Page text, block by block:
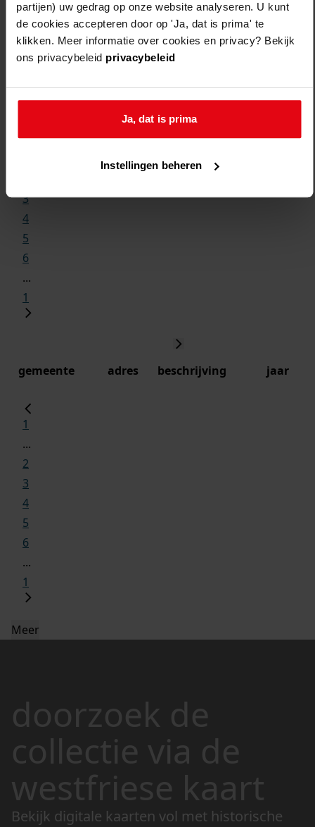
partijen) uw gedrag op onze website analyseren. U kunt
de cookies accepteren door op 'Ja, dat is prima' te
klikken. Meer informatie over cookies en privacy? Bekijk
ons privacybeleid privacybeleid
Ja, dat is prima
Instellingen beheren
1
3
4
5
6
...
1
gemeente adres beschrijving jaar
1
...
2
3
4
5
6
...
1
Meer
doorzoek de
collectie via de
westfriese kaart
Bekijk digitale kaarten vol met historische